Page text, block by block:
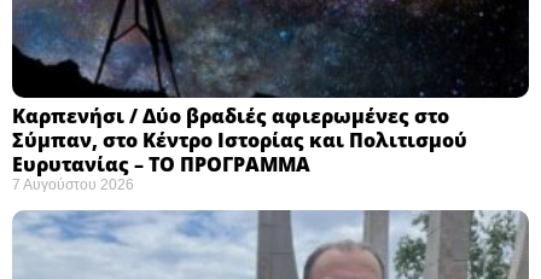
Καρπενήσι / Δύο βραδιές αφιερωμένες στο
Σύμπαν, στο Κέντρο Ιστορίας και Πολιτισμού
Ευρυτανίας – ΤΟ ΠΡΟΓΡΑΜΜΑ
7 Αυγούστου 2026